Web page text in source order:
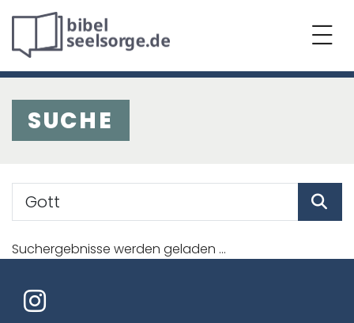
SUCHE
Suchergebnisse werden geladen ...